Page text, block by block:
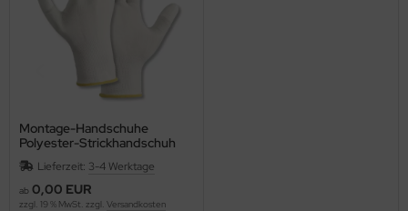
Montage-Handschuhe
Polyester-Strickhandschuh
FINGERKUPPEN PU-
BESCHICHTET teXXor® 2410
weiss
Lieferzeit: 3-4 Werktage
ab 0,00 EUR
zzgl. 19 % MwSt. zzgl. Versandkosten